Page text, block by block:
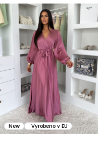
New Vyrobeno v EU